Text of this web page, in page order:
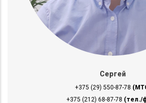
Сергей
+375 (29) 550-87-78
+375 (212) 68-87-78 (тел./